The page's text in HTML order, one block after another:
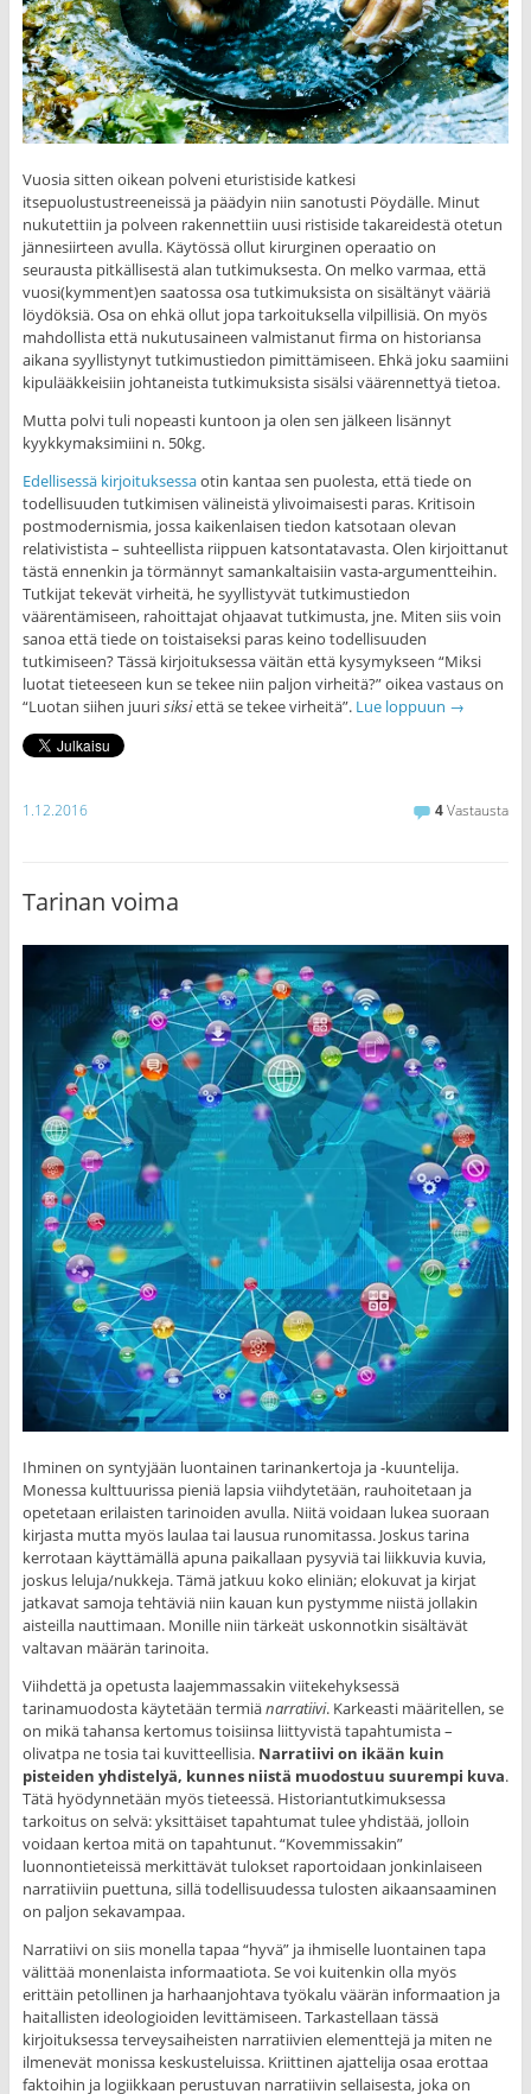
Vuosia sitten oikean polveni eturistiside katkesi
itsepuolustustreeneissä ja päädyin niin sanotusti Pöydälle. Minut
nukutettiin ja polveen rakennettiin uusi ristiside takareidestä otetun
jännesiirteen avulla. Käytössä ollut kirurginen operaatio on
seurausta pitkällisestä alan tutkimuksesta. On melko varmaa, että
vuosi(kymment)en saatossa osa tutkimuksista on sisältänyt vääriä
löydöksiä. Osa on ehkä ollut jopa tarkoituksella vilpillisiä. On myös
mahdollista että nukutusaineen valmistanut firma on historiansa
aikana syyllistynyt tutkimustiedon pimittämiseen. Ehkä joku saamiini
kipulääkkeisiin johtaneista tutkimuksista sisälsi väärennettyä tietoa.
Mutta polvi tuli nopeasti kuntoon ja olen sen jälkeen lisännyt
kyykkymaksimiini n. 50kg.
Edellisessä kirjoituksessaotin kantaa sen puolesta, että tiede on
todellisuuden tutkimisen välineistä ylivoimaisesti paras. Kritisoin
postmodernismia, jossa kaikenlaisen tiedon katsotaan olevan
relativistista – suhteellista riippuen katsontatavasta. Olen kirjoittanut
tästä ennenkin ja törmännyt samankaltaisiin vasta-argumentteihin.
Tutkijat tekevät virheitä, he syyllistyvät tutkimustiedon
väärentämiseen, rahoittajat ohjaavat tutkimusta, jne. Miten siis voin
sanoa että tiede on toistaiseksi paras keino todellisuuden
tutkimiseen? Tässä kirjoituksessa väitän että kysymykseen “Miksi
luotat tieteeseen kun se tekee niin paljon virheitä?” oikea vastaus on
“Luotan siihen juurisiksiettä se tekee virheitä”. Lue loppuun →
1.12.2016 4Vastausta
Tarinan voima
Ihminen on syntyjään luontainen tarinankertoja ja -kuuntelija.
Monessa kulttuurissa pieniä lapsia viihdytetään, rauhoitetaan ja
opetetaan erilaisten tarinoiden avulla. Niitä voidaan lukea suoraan
kirjasta mutta myös laulaa tai lausua runomitassa. Joskus tarina
kerrotaan käyttämällä apuna paikallaan pysyviä tai liikkuvia kuvia,
joskus leluja/nukkeja. Tämä jatkuu koko eliniän; elokuvat ja kirjat
jatkavat samoja tehtäviä niin kauan kun pystymme niistä jollakin
aisteilla nauttimaan. Monille niin tärkeät uskonnotkin sisältävät
valtavan määrän tarinoita.
Viihdettä ja opetusta laajemmassakin viitekehyksessä
tarinamuodosta käytetään termiänarratiivi. Karkeasti määritellen, se
on mikä tahansa kertomus toisiinsa liittyvistä tapahtumista –
olivatpa ne tosia tai kuvitteellisia. Narratiivi on ikään kuin
pisteiden yhdistelyä, kunnes niistä muodostuu suurempi kuva.
Tätä hyödynnetään myös tieteessä. Historiantutkimuksessa
tarkoitus on selvä: yksittäiset tapahtumat tulee yhdistää, jolloin
voidaan kertoa mitä on tapahtunut. “Kovemmissakin”
luonnontieteissä merkittävät tulokset raportoidaan jonkinlaiseen
narratiiviin puettuna, sillä todellisuudessa tulosten aikaansaaminen
on paljon sekavampaa.
Narratiivi on siis monella tapaa “hyvä” ja ihmiselle luontainen tapa
välittää monenlaista informaatiota. Se voi kuitenkin olla myös
erittäin petollinen ja harhaanjohtava työkalu väärän informaation ja
haitallisten ideologioiden levittämiseen. Tarkastellaan tässä
kirjoituksessa terveysaiheisten narratiivien elementtejä ja miten ne
ilmenevät monissa keskusteluissa. Kriittinen ajattelija osaa erottaa
faktoihin ja logiikkaan perustuvan narratiivin sellaisesta, joka on